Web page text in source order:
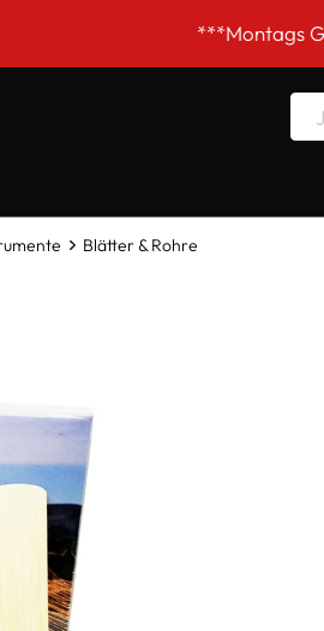
***Montags
Blätter & Rohre